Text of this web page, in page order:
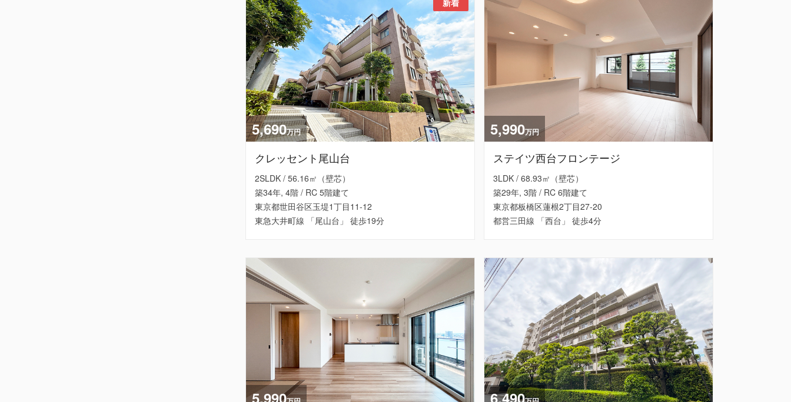
5,690万円
クレッセント尾山台
2SLDK / 56.16㎡（壁芯）
築34年, 4階 / RC 5階建て
東京都世田谷区玉堤1丁目11-12
東急大井町線 「尾山台」 徒歩19分
新着
5,990万円
ステイツ西台フロンテージ
3LDK / 68.93㎡（壁芯）
築29年, 3階 / RC 6階建て
東京都板橋区蓮根2丁目27-20
都営三田線 「西台」 徒歩4分
5,990 6,490